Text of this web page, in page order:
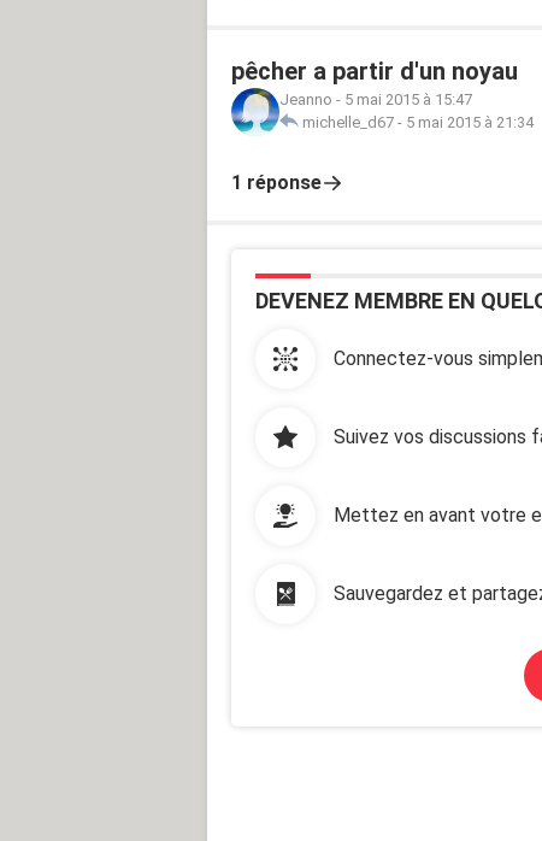
pêcher a partir d'un noyau
Jeanno - 5 mai 2015 à 15:47
michelle_d67 - 5 mai 2015 à 21:34
1 réponse
DEVENEZ MEMBRE EN
Connectez-vous
Suivez vos discussions
Mettez en avant votre
Sauvegardez et